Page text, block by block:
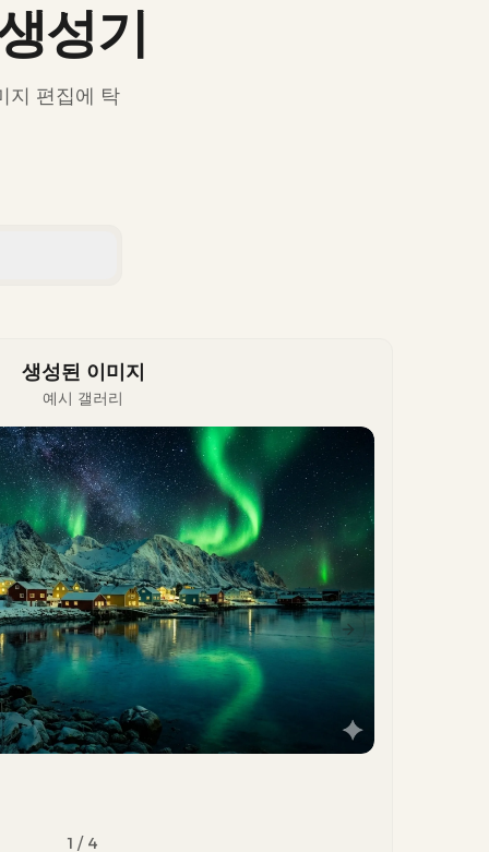
성기
지 편집에 탁
생성된 이미지
예시 갤러리
Next slide
1 / 4